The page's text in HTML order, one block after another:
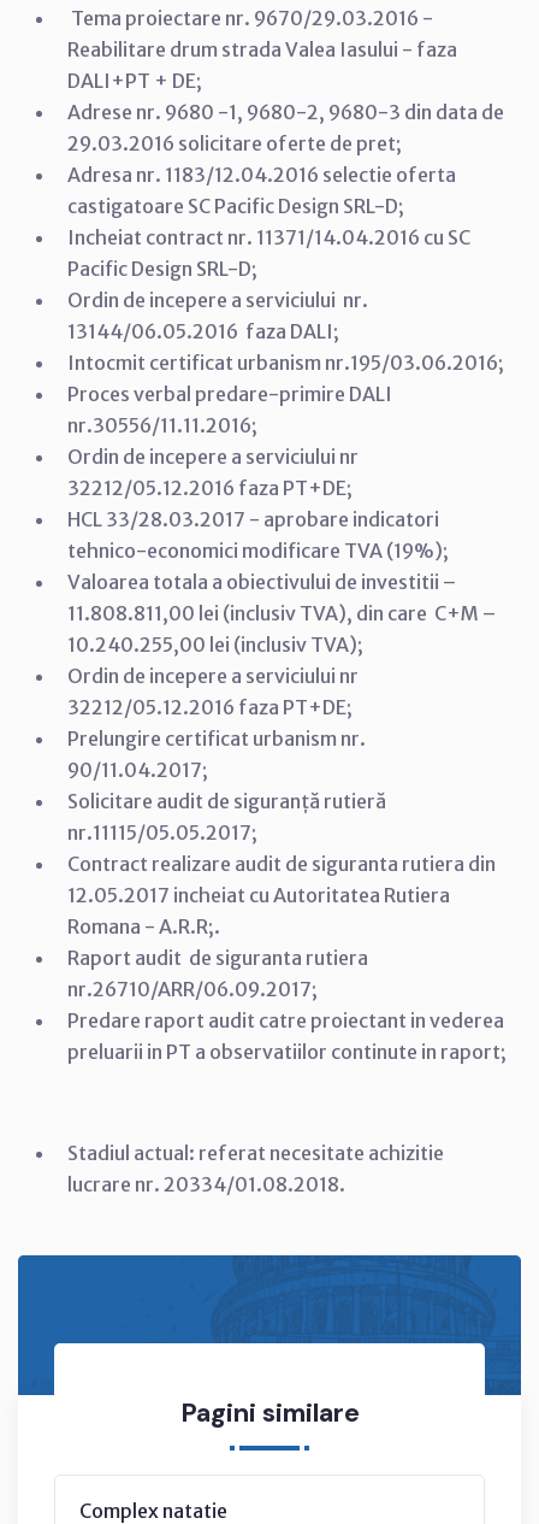
Tema proiectare nr. 9670/29.03.2016 -
Reabilitare drum strada Valea Iasului - faza
DALI+PT + DE;
Adrese nr. 9680 -1, 9680-2, 9680-3 din data de
29.03.2016 solicitare oferte de pret;
Adresa nr. 1183/12.04.2016 selectie oferta
castigatoare SC Pacific Design SRL-D;
Incheiat contract nr. 11371/14.04.2016 cu SC
Pacific Design SRL-D;
Ordin de incepere a serviciului nr.
13144/06.05.2016 faza DALI;
Intocmit certificat urbanism nr.195/03.06.2016;
Proces verbal predare-primire DALI
nr.30556/11.11.2016;
Ordin de incepere a serviciului nr
32212/05.12.2016 faza PT+DE;
HCL 33/28.03.2017 - aprobare indicatori
tehnico-economici modificare TVA (19%);
Valoarea totala a obiectivului de investitii –
11.808.811,00 lei (inclusiv TVA), din care C+M –
10.240.255,00 lei (inclusiv TVA);
Ordin de incepere a serviciului nr
32212/05.12.2016 faza PT+DE;
Prelungire certificat urbanism nr.
90/11.04.2017;
Solicitare audit de siguranță rutieră
nr.11115/05.05.2017;
Contract realizare audit de siguranta rutiera din
12.05.2017 incheiat cu Autoritatea Rutiera
Romana - A.R.R;.
Raport audit de siguranta rutiera
nr.26710/ARR/06.09.2017;
Predare raport audit catre proiectant in vederea
preluarii in PT a observatiilor continute in raport;
Stadiul actual: referat necesitate achizitie
lucrare nr. 20334/01.08.2018.
Pagini similare
Complex natatie